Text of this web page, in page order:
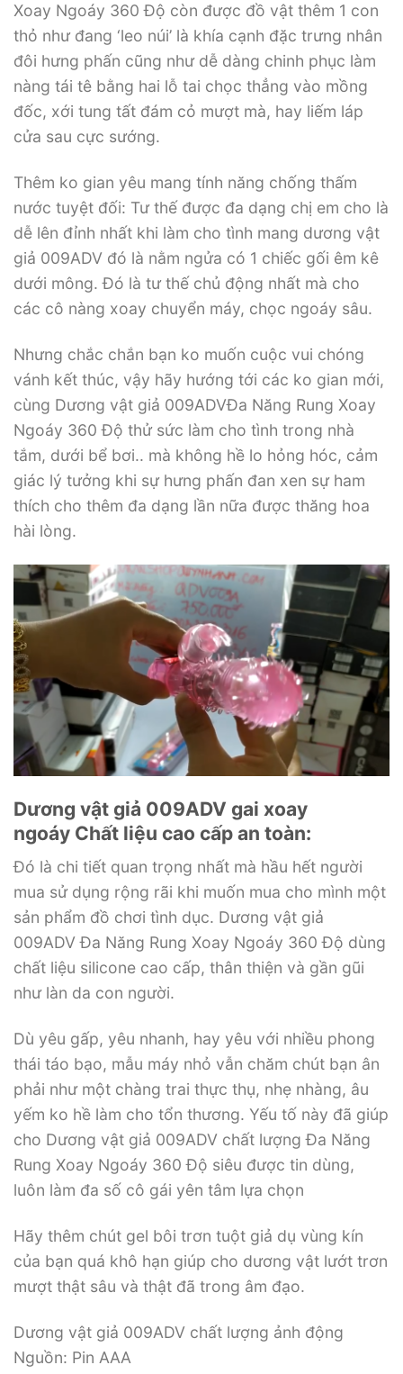
Xoay Ngoáy 360 Độ còn được đồ vật thêm 1 con
thỏ như đang ‘leo núi’ là khía cạnh đặc trưng nhân
đôi hưng phấn cũng như dễ dàng chinh phục làm
nàng tái tê bằng hai lỗ tai chọc thẳng vào mồng
đốc, xới tung tất đám cỏ mượt mà, hay liếm láp
cửa sau cực sướng.
Thêm ko gian yêu mang tính năng chống thấm
nước tuyệt đối: Tư thế được đa dạng chị em cho là
dễ lên đỉnh nhất khi làm cho tình mang dương vật
giả 009ADV đó là nằm ngửa có 1 chiếc gối êm kê
dưới mông. Đó là tư thế chủ động nhất mà cho
các cô nàng xoay chuyển máy, chọc ngoáy sâu.
Nhưng chắc chắn bạn ko muốn cuộc vui chóng
vánh kết thúc, vậy hãy hướng tới các ko gian mới,
cùng Dương vật giả 009ADVĐa Năng Rung Xoay
Ngoáy 360 Độ thử sức làm cho tình trong nhà
tắm, dưới bể bơi.. mà không hề lo hỏng hóc, cảm
giác lý tưởng khi sự hưng phấn đan xen sự ham
thích cho thêm đa dạng lần nữa được thăng hoa
hài lòng.
Dương vật giả 009ADV gai xoay
ngoáy Chất liệu cao cấp an toàn:
Đó là chi tiết quan trọng nhất mà hầu hết người
mua sử dụng rộng rãi khi muốn mua cho mình một
sản phẩm đồ chơi tình dục. Dương vật giả
009ADV Đa Năng Rung Xoay Ngoáy 360 Độ dùng
chất liệu silicone cao cấp, thân thiện và gần gũi
như làn da con người.
Dù yêu gấp, yêu nhanh, hay yêu với nhiều phong
thái táo bạo, mẫu máy nhỏ vẫn chăm chút bạn ân
phải như một chàng trai thực thụ, nhẹ nhàng, âu
yếm ko hề làm cho tổn thương. Yếu tố này đã giúp
cho Dương vật giả 009ADV chất lượng Đa Năng
Rung Xoay Ngoáy 360 Độ siêu được tin dùng,
luôn làm đa số cô gái yên tâm lựa chọn
Hãy thêm chút gel bôi trơn tuột giả dụ vùng kín
của bạn quá khô hạn giúp cho dương vật lướt trơn
mượt thật sâu và thật đã trong âm đạo.
Dương vật giả 009ADV chất lượng ảnh động
Nguồn: Pin AAA